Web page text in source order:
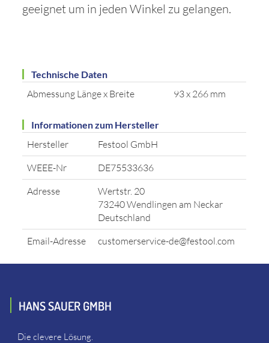
geeignet um in jeden Winkel zu gelangen.
Technische Daten
Abmessung Länge x Breite 93 x 266 mm
Informationen zum Hersteller
Hersteller
Festool GmbH
WEEE-Nr
DE75533636
Adresse
Wertstr. 20
73240 Wendlingen am Neckar
Deutschland
Email-Adresse
customerservice-de@festool.com
HANS SAUER GMBH
Die clevere Lösung.